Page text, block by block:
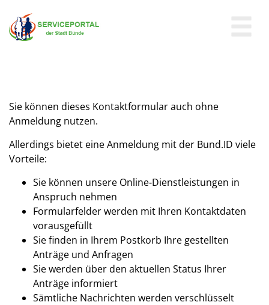
Zum Hauptinhalt springen
Sie können dieses Kontaktformular auch ohne
Anmeldung nutzen.
Allerdings bietet eine Anmeldung mit der Bund.ID viele
Vorteile:
Sie können unsere Online-Dienstleistungen in
Anspruch nehmen
Formularfelder werden mit Ihren Kontaktdaten
vorausgefüllt
Sie finden in Ihrem Postkorb Ihre gestellten
Anträge und Anfragen
Sie werden über den aktuellen Status Ihrer
Anträge informiert
Sämtliche Nachrichten werden verschlüsselt